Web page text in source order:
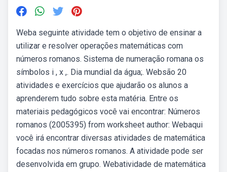
Weba seguinte atividade tem o objetivo de ensinar a
utilizar e resolver operações matemáticas com
números romanos. Sistema de numeração romana os
símbolos i , x ,. Dia mundial da água;. Websão 20
atividades e exercícios que ajudarão os alunos a
aprenderem tudo sobre esta matéria. Entre os
materiais pedagógicos você vai encontrar: Números
romanos (2005395) from worksheet author: Webaqui
você irá encontrar diversas atividades de matemática
focadas nos números romanos. A atividade pode ser
desenvolvida em grupo. Webatividade de matemática